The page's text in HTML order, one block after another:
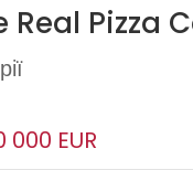
Real Pizza
000 EUR